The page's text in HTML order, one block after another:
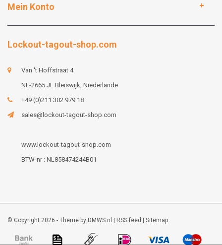
Mein Konto
Lockout-tagout-shop.com
Van 't Hoffstraat 4
NL-2665 JL Bleiswijk, Niederlande
+49 (0)211 302 979 18
sales@lockout-tagout-shop.com
www.lockout-tagout-shop.com
BTW-nr : NL858474244B01
© Copyright 2026 - Theme by DMWS.nl RSS feed Sitemap